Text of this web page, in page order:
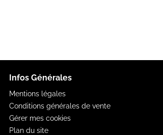
Infos Générales
Mentions légales
Conditions générales de vente
Gérer mes cookies
Plan du site